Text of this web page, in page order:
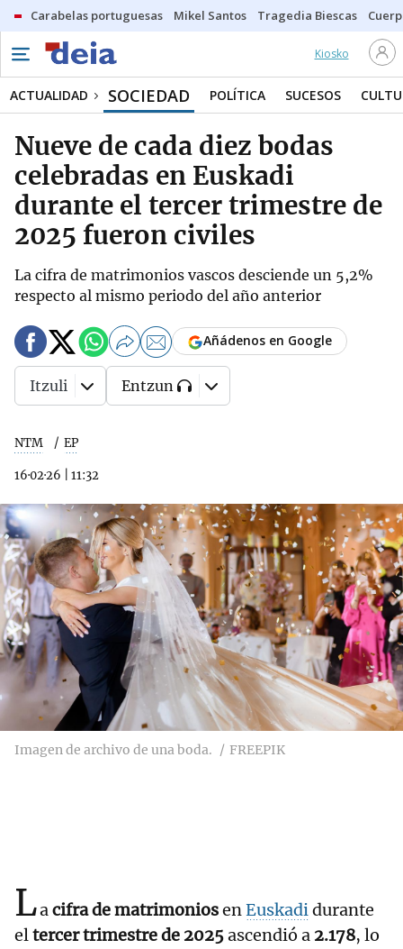
Carabelas portuguesas Mikel Santos Tragedia Biescas
Kiosko
ACTUALIDAD SOCIEDAD POLÍTICA SUCESOS
Nueve de cada diez bodas
celebradas en Euskadi
durante el tercer trimestre de
2025 fueron civiles
La cifra de matrimonios vascos desciende un 5,2%
respecto al mismo periodo del año anterior
NTM EP
16·02·26 11:32
Añádenos en Google
Itzuli Entzun
Imagen de archivo de una boda. FREEPIK
Lacifra de matrimoniosenEuskadidurante
eltercer trimestre de 2025ascendió a 2.178, lo